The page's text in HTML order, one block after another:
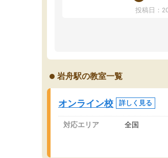
講師とのマッチング後講師との初
グを行い、その講師で良いか他
オンラインツールを使用した単語
り宿題もそちらで出される形で
2ヶ月で担当講師の方がお辞めに
講師変更の申し出があり、あまり
更だった為、塾に通う事にして
遅れも取り戻せ、授業内容や講師
投稿日：
岩舟駅の教室一覧
オンライン校 詳しく見る
対応エリア 全国